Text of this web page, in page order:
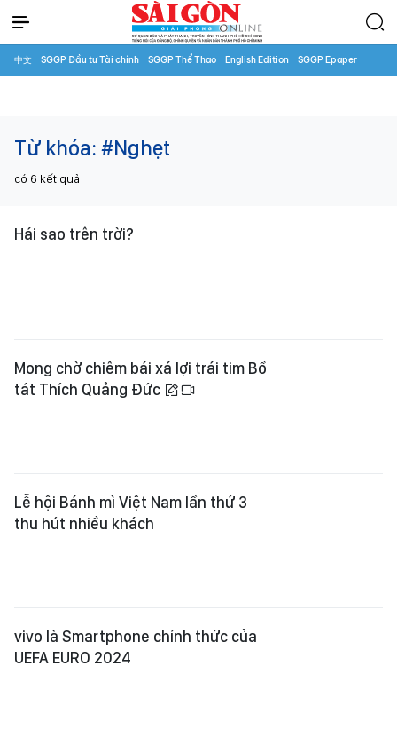
中文 SGGP Đầu tư Tài chính SGGP Thể Thao English Edition SGGP Epaper
Từ khóa: #Nghẹt
có 6 kết quả
Hái sao trên trời?
Mong chờ chiêm bái xá lợi trái tim Bồ
tát Thích Quảng Đức
Lễ hội Bánh mì Việt Nam lần thứ 3
thu hút nhiều khách
vivo là Smartphone chính thức của
UEFA EURO 2024